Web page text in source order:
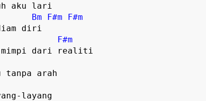
aku lari
Bm
F#m
F#m
diri
F#m
mimpi dari realiti
layang